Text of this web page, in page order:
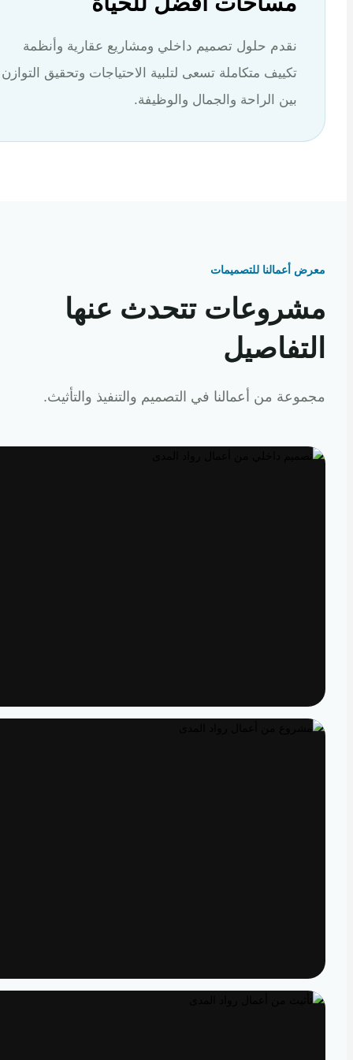
نقدم حلول تصميم داخلي ومشاريع عقارية وأنظمة
تكييف متكاملة تسعى لتلبية الاحتياجات وتحقيق التوازن
بين الراحة والجمال والوظيفة.
أعمالنا للتصميمات
تتحدث عنها
من أعمالنا في التصميم والتنفيذ والتأثيث.
تصميم داخلي